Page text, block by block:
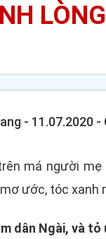
- 11.07.2020
má người
ước, tóc xanh
dân Ngài, và